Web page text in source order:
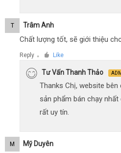
T Trâm Anh
Chất lượng tốt, sẽ giới thiệu
Reply ● Like
Tư Vấn Thanh Thảo
Thanks Chị, website
sản phẩm bán chạy
rất uy tín.
M Mỹ Duyên